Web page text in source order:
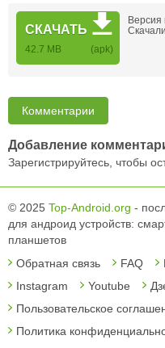
СКАЧАТЬ
42.7 MB (apk)
Версия
Комментарии
Добавление
Зарегистрируйтесь, чтобы
© 2025 Top-Android.org -
для андроид устройств:
планшетов
Обратная связь
FAQ
Instagram
Youtube
Пользовательское
Политика